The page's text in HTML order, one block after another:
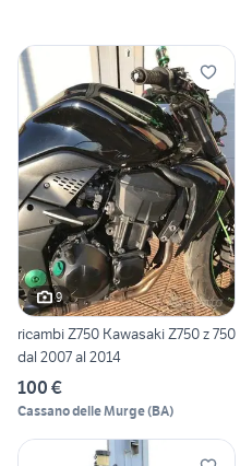
9
ricambi Z750 Kawasaki Z750 z 750
dal 2007 al 2014
100 €
Cassano delle Murge(BA)